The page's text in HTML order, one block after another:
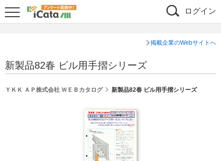
ログイン
掲載企業のWebサイトへ
新製品82春 ビル用手摺シリーズ
ＹＫＫ ＡＰ株式会社 ＷＥＢカタログ 新製品82春 ビル用手摺シリーズ